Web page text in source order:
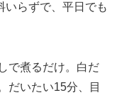
いらずで、平日でも
で煮るだけ。白だ
だいたい15分、目